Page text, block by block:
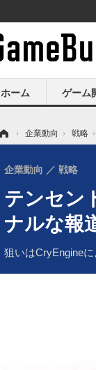
ホーム ゲーム
› 企業動向 › 戦略 ›
テンセン
ナルな報
狙いはCryEngine
企業動向 戦略